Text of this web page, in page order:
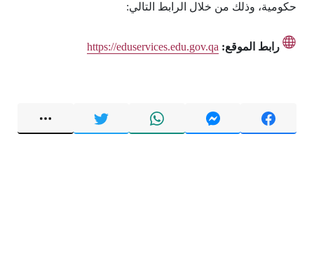
حكومية، وذلك من خلال الرابط التالي:
رابط الموقع: https://eduservices.edu.gov.qa